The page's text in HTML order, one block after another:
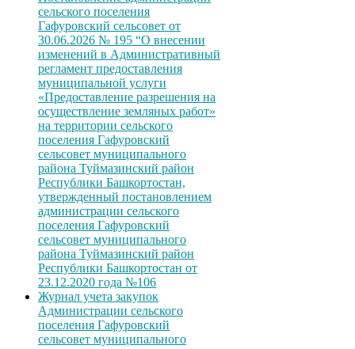
сельского поселения
Гафуровский сельсовет от
30.06.2026 № 195 “О внесении
изменений в Административный
регламент предоставления
муниципальной услуги
«Предоставление разрешения на
осуществление земляных работ»
на территории сельского
поселения Гафуровский
сельсовет муниципального
района Туймазинский район
Республики Башкортостан,
утвержденный постановлением
администрации сельского
поселения Гафуровский
сельсовет муниципального
района Туймазинский район
Республики Башкортостан от
23.12.2020 года №106
Журнал учета закупок
Администрации сельского
поселения Гафуровский
сельсовет муниципального